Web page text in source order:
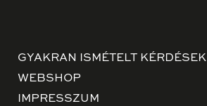
GYAKRAN ISMÉTELT KÉRDÉSEK
WEBSHOP
IMPRESSZUM